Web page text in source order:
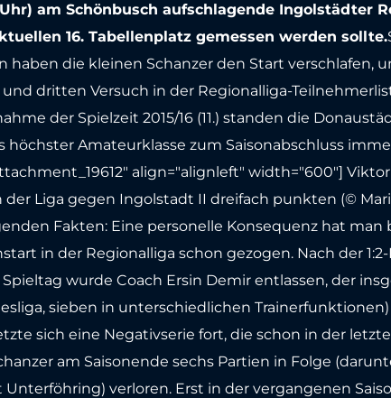
am Schönbusch aufschlagende Ingolstädter
16. Tabellenplatz gemessen werden sollte.
haben die kleinen Schanzer den Start verschlafen,
dritten Versuch in der Regionalliga-
der Spielzeit 2015/16 (11.) standen die
höchster Amateurklasse zum Saisonabschluss
align="alignleft" width="600"]
der Liga gegen Ingolstadt II dreifach punkten (©
Fakten: Eine personelle Konsequenz hat man
in der Regionalliga schon gezogen. Nach der
wurde Coach Ersin Demir entlassen, der
sieben in unterschiedlichen
sich eine Negativserie fort, die schon in der
am Saisonende sechs Partien in Folge
verloren. Erst in der vergangenen